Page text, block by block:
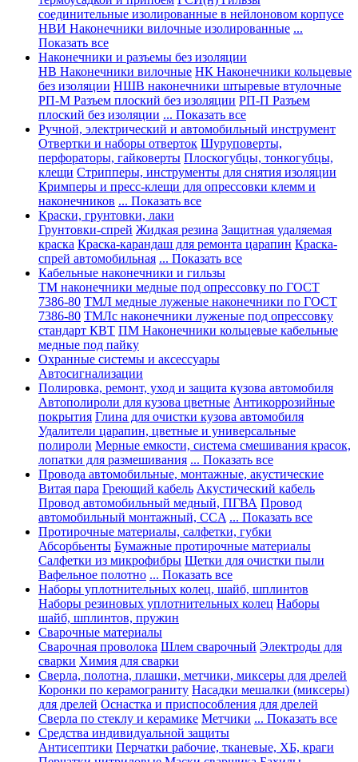
соединительные изолированные в нейлоновом корпусе
НВИ Наконечники вилочные изолированные ...
Показать все
Наконечники и разъемы без изоляции
НВ Наконечники вилочные НК Наконечники кольцевые
без изоляции НШВ наконечники штыревые втулочные
РП-М Разъем плоский без изоляции РП-П Разъем
плоский без изоляции ... Показать все
Ручной, электрический и автомобильный инструмент
Отвертки и наборы отверток Шуруповерты,
перфораторы, гайковерты Плоскогубцы, тонкогубцы,
клещи Стрипперы, инструменты для снятия изоляции
Кримперы и пресс-клещи для опрессовки клемм и
наконечников ... Показать все
Краски, грунтовки, лаки
Грунтовки-спрей Жидкая резина Защитная удаляемая
краска Краска-карандаш для ремонта царапин Краска-
спрей автомобильная ... Показать все
Кабельные наконечники и гильзы
ТМ наконечники медные под опрессовку по ГОСТ
7386-80 ТМЛ медные луженые наконечники по ГОСТ
7386-80 ТМЛс наконечники луженые под опрессовку
стандарт КВТ ПМ Наконечники кольцевые кабельные
медные под пайку
Охранные системы и аксессуары
Автосигнализации
Полировка, ремонт, уход и защита кузова автомобиля
Автополироли для кузова цветные Антикоррозийные
покрытия Глина для очистки кузова автомобиля
Удалители царапин, цветные и универсальные
полироли Мерные емкости, система смешивания красок,
лопатки для размешивания ... Показать все
Провода автомобильные, монтажные, акустические
Витая пара Греющий кабель Акустический кабель
Провод автомобильный медный, ПГВА Провод
автомобильный монтажный, CCA ... Показать все
Протирочные материалы, салфетки, губки
Абсорбьенты Бумажные протирочные материалы
Салфетки из микрофибры Щетки для очистки пыли
Вафельное полотно ... Показать все
Наборы уплотнительных колец, шайб, шплинтов
Наборы резиновых уплотнительных колец Наборы
шайб, шплинтов, пружин
Сварочные материалы
Сварочная проволока Шлем сварочный Электроды для
сварки Химия для сварки
Сверла, полотна, плашки, метчики, миксеры для дрелей
Коронки по керамограниту Насадки мешалки (миксеры)
для дрелей Оснастка и приспособления для дрелей
Сверла по стеклу и керамике Метчики ... Показать все
Средства индивидуальной защиты
Антисептики Перчатки рабочие, тканевые, ХБ, краги